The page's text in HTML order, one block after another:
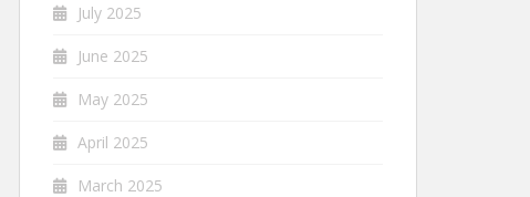
July 2025
June 2025
May 2025
April 2025
March 2025